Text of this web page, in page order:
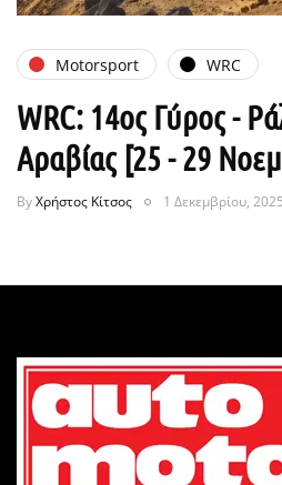
Motorsport WRC
WRC: 14ος Γύρος -
Αραβίας [25 - 29
ByΧρήστος Κίτσος 1 Δεκεμβρίου, 2025